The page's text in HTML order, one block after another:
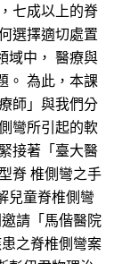
七成以上的脊
選擇適切處置
域中， 醫療與
。 為此，本課
師」與我們分
彎所引起的軟
接著「臺大醫
脊 椎側彎之手
兒童脊椎側彎
請「馬偕醫院
之脊椎側彎案